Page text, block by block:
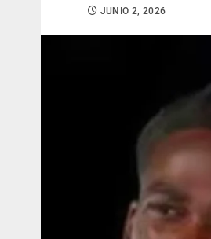
JUNIO 2, 2026